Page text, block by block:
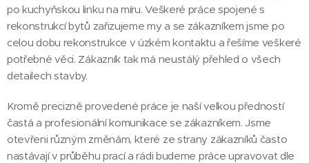
po kuchyňskou linku na míru. Veškeré práce spojené s
rekonstrukcí bytů zařizujeme my a se zákazníkem jsme po
celou dobu rekonstrukce v úzkém kontaktu a řešíme veškeré
potřebné věci. Zákazník tak má neustálý přehled o všech
detailech stavby.
Kromě precizně provedené práce je naší velkou předností
častá a profesionální komunikace se zákazníkem. Jsme
otevřeni různým změnám, které ze strany zákazníků často
nastávají v průběhu prací a rádi budeme práce upravovat dle